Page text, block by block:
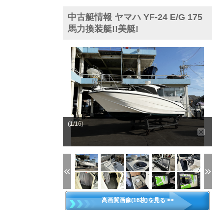
中古艇情報 ヤマハ YF-24 E/G 175
馬力換装艇!!美艇!
(1/16)
高画質画像(16枚)を見る >>